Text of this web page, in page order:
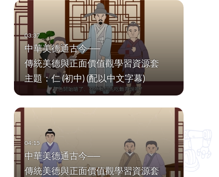
中華美德通古今──
傳統美德與正面價值觀學習資源套
主題：仁 (初中) (配以中文字幕)
中華美德通古今──
傳統美德與正面價值觀學習資源套